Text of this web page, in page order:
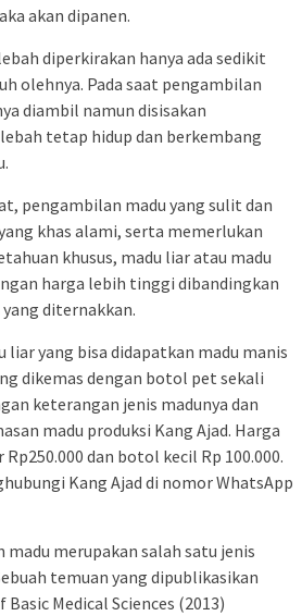
akan dipanen.
diperkirakan hanya ada sedikit
olehnya. Pada saat pengambilan
diambil namun disisakan
tetap hidup dan berkembang
pengambilan madu yang sulit dan
khas alami, serta memerlukan
khusus, madu liar atau madu
harga lebih tinggi dibandingkan
diternakkan.
liar yang bisa didapatkan madu manis
dikemas dengan botol pet sekali
keterangan jenis madunya dan
madu produksi Kang Ajad. Harga
dan botol kecil Rp 100.000.
Kang Ajad di nomor WhatsApp
merupakan salah satu jenis
temuan yang dipublikasikan
Medical Sciences (2013)